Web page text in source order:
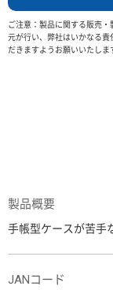
ご注意：製品に関する販売
元が行い、弊社はいかなる
だきますようお願いいたしま
製品概要
手帳型ケースが苦手
JANコード